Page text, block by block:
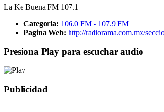
La Ke Buena FM 107.1
Categoria: 106.0 FM - 107.9 FM
Pagina Web: http://radiorama.com.mx/
Presiona Play para escuchar audio
Publicidad